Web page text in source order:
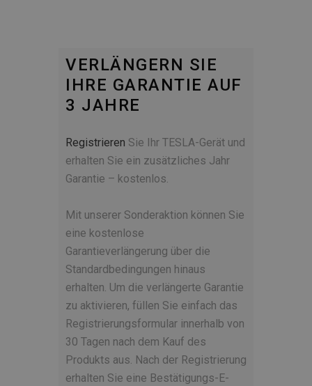
VERLÄNGERN SIE
IHRE GARANTIE AUF
3 JAHRE
Registrieren Sie Ihr TESLA-Gerät und
erhalten Sie ein zusätzliches Jahr
Garantie – kostenlos.
Mit unserer Sonderaktion können Sie
eine kostenlose
Garantieverlängerung über die
Standardbedingungen hinaus
erhalten. Um die verlängerte Garantie
zu aktivieren, füllen Sie einfach das
Registrierungsformular innerhalb von
30 Tagen nach dem Kauf des
Produkts aus. Nach der Registrierung
erhalten Sie eine Bestätigungs-E-